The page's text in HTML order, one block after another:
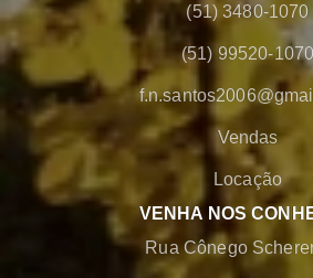
(51) 3480-1070
(51) 99520-1070
Vendas
Locação
VENHA NOS
Rua Cônego